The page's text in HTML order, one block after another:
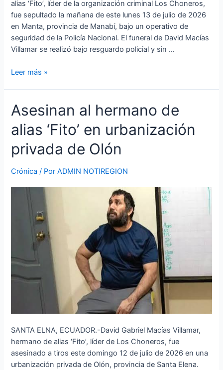
alias ‘Fito’, líder de la organización criminal Los Choneros,
fue sepultado la mañana de este lunes 13 de julio de 2026
en Manta, provincia de Manabí, bajo un operativo de
seguridad de la Policía Nacional. El funeral de David Macías
Villamar se realizó bajo resguardo policial y sin …
Leer más »
Asesinan al hermano de
alias ‘Fito’ en urbanización
privada de Olón
Crónica / PorADMIN NOTIREGION
SANTA ELNA, ECUADOR.-David Gabriel Macías Villamar,
hermano de alias ‘Fito’, líder de Los Choneros, fue
asesinado a tiros este domingo 12 de julio de 2026 en una
urbanización privada de Olón, provincia de Santa Elena.
Asesinan
al
hermano
alias
en
urbanización